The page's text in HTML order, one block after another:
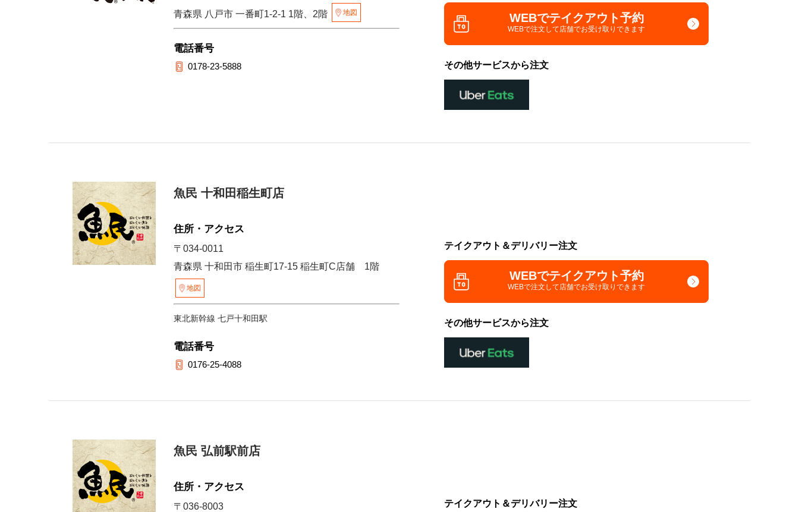
青森県 八戸市 一番町1-2-1 1階、2階 地図
電話番号
0178-23-5888
WEBでテイクアウト予約
WEBで注文して店舗でお受け取りできます
その他サービスから注文
魚民 十和田稲生町店
住所・アクセス
〒034-0011
青森県 十和田市 稲生町17-15 稲生町C店舗 1階
地図
東北新幹線 七戸十和田駅
電話番号
0176-25-4088
テイクアウト＆デリバリー注文
WEBでテイクアウト予約
WEBで注文して店舗でお受け取りできます
その他サービスから注文
魚民 弘前駅前店
住所・アクセス
〒036-8003
テイクアウト＆デリバリー注文